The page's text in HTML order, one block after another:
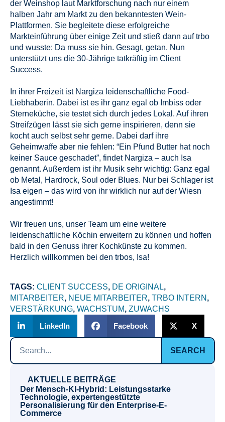
der Weinshop laut Marktforschung nach nur einem
halben Jahr am Markt zu den bekanntesten Wein-
Plattformen. Sie begleitete diese erfolgreiche
Markteinführung über einige Zeit und stieß dann auf trbo
und wusste: Da muss sie hin. Gesagt, getan. Nun
unterstützt uns die 30-Jährige tatkräftig im Client
Success.
In ihrer Freizeit ist Nargiza leidenschaftliche Food-
Liebhaberin. Dabei ist es ihr ganz egal ob Imbiss oder
Sterneküche, sie testet sich durch jedes Lokal. Auf ihren
Streifzügen lässt sie sich gerne inspirieren, denn sie
kocht auch selbst sehr gerne. Dabei darf ihre
Geheimwaffe aber nie fehlen: “Ein Pfund Butter hat noch
keiner Sauce geschadet”, findet Nargiza – auch Isa
genannt. Außerdem ist ihr Musik sehr wichtig: Ganz egal
ob Metal, Hardrock, Soul oder Blues. Nur bei Schlager ist
Isa eigen – das wird von ihr wirklich nur auf der Wiesn
angestimmt!
Wir freuen uns, unser Team um eine weitere
leidenschaftliche Köchin erweitern zu können und hoffen
bald in den Genuss ihrer Kochkünste zu kommen.
Herzlich willkommen bei den trbos, Isa!
TAGS: CLIENT SUCCESS, DE ORIGINAL,
MITARBEITER, NEUE MITARBEITER, TRBO INTERN ,
VERSTÄRKUNG, WACHSTUM, ZUWACHS
LinkedIn
Facebook X
SEARCH
AKTUELLE BEITRÄGE
Der Mensch-KI-Hybrid: Leistungsstarke
Technologie, expertengestützte
Personalisierung für den Enterprise-E-
Commerce